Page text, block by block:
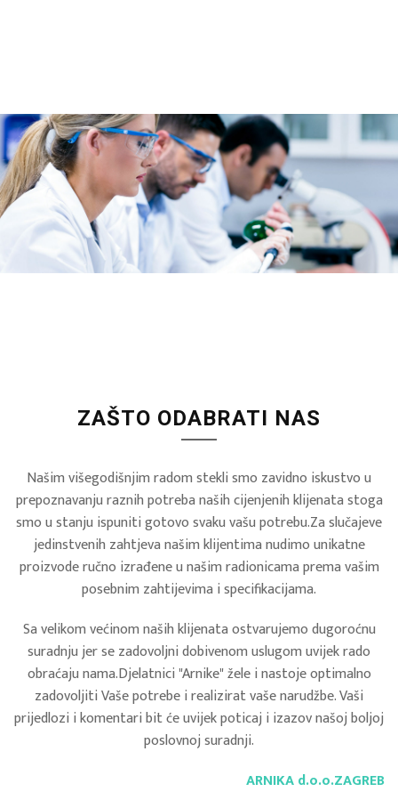
ZAŠTO ODABRATI NAS
Našim višegodišnjim radom stekli smo zavidno iskustvo u
prepoznavanju raznih potreba naših cijenjenih klijenata stoga
smo u stanju ispuniti gotovo svaku vašu potrebu.Za slučajeve
jedinstvenih zahtjeva našim klijentima nudimo unikatne
proizvode ručno izrađene u našim radionicama prema vašim
posebnim zahtijevima i specifikacijama.
Sa velikom većinom naših klijenata ostvarujemo dugoroćnu
suradnju jer se zadovoljni dobivenom uslugom uvijek rado
obraćaju nama.Djelatnici "Arnike" žele i nastoje optimalno
zadovoljiti Vaše potrebe i realizirat vaše narudžbe. Vaši
prijedlozi i komentari bit će uvijek poticaj i izazov našoj boljoj
poslovnoj suradnji.
ARNIKA d.o.o.ZAGREB